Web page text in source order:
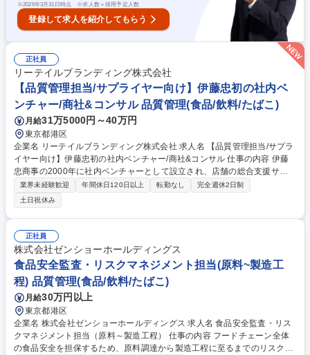
※2026年3月31日時点 ※求人数＝採用予定人数
登録して求人を紹介してもらう
正社員
リーテイルブランディング株式会社
【品質管理担当/サプライヤー向け】伊藤忠初の社内ベ
ンチャー/商社&コンサル 品質管理(食品/飲料/たばこ)
月給31万5000円～40万円
東京都港区
企業名 リーテイルブランディング株式会社 求人名 【品質管理担当/サプラ
イヤー向け】伊藤忠初の社内ベンチャー/商社&コンサル 仕事の内容 伊藤
忠商事の2000年に社内ベンチャーとして設立され、店舗の総合支援サー
ビスを提供する総合商社である弊社にて、お取引様(サプライヤー)に対し
現地視察や下記品質管理に伴う業務を行っていただきます。 ■商品規格
書・原材料規格書の作成/管理■品質基準・検査基準の策定■新規商品の品
質チェック■原材料の表示・アレルゲン確認■HACCPに基づく衛生管理の
運用■店舗・工場の衛生基準策定■衛生監査■衛生教育■異物混入・品質不
良の原因調査■再発防止策の策定■顧客クレームの品質面での対応■食品表
示法対応■栄養成分表示の確認■アレルゲン表示チェック■法改正への対応
■店舗スタッフへの衛生教育■品質マニュアル整備など 募集職種 【品質管
理担当/サプライヤー向け】伊藤忠初の社内ベンチャー/商社&コンサル
業界未経験歓迎 年間休日120日以上 転勤なし
完全週休2日制
土日祝休み
正社員
株式会社ゼンショーホールディングス
食品安全監査・リスクマネジメント担当(原料~製造工
程) 品質管理(食品/飲料/たばこ)
月給30万円以上
東京都港区
企業名 株式会社ゼンショーホールディングス 求人名 食品安全監査・リス
クマネジメント担当（原料～製造工程） 仕事の内容 フードチェーン全体
の食品安全を担保するため、原料調達から製造工程に至るまでのリスク管